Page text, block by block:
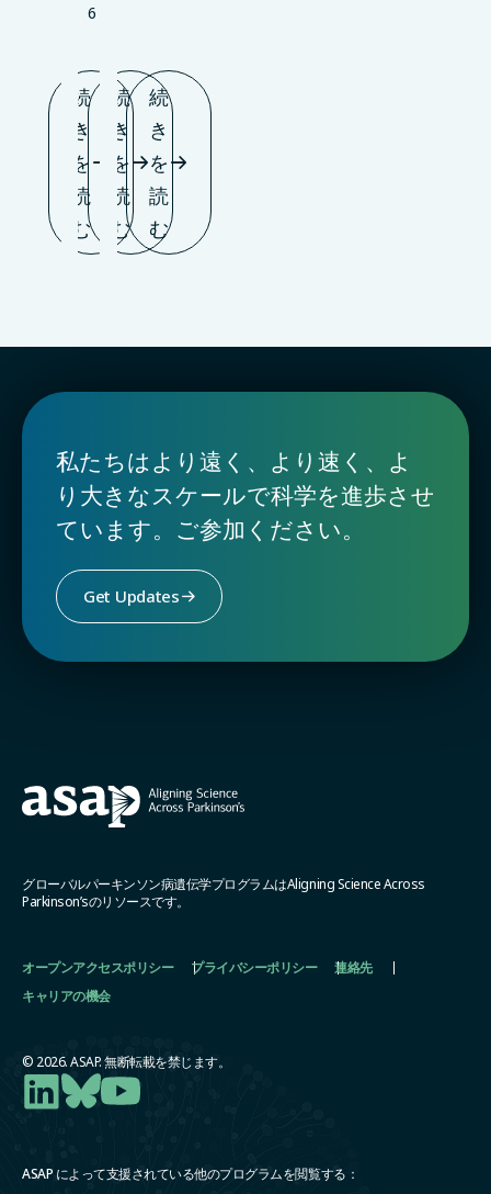
続
き
を
読
む
6
続
き
を
読
む
続
き
を
読
む
私たちはより遠く、より速く、よ
り大きなスケールで科学を進歩させ
ています。ご参加ください。
Get Updates
グローバルパーキンソン病遺伝学プログラムはAligning Science Across
Parkinson’sのリソースです。
オープンアクセスポリシー プライバシーポリシー
連絡先
キャリアの機会
© 2026. ASAP. 無断転載を禁じます。
ASAP によって支援されている他のプログラムを閲覧する：